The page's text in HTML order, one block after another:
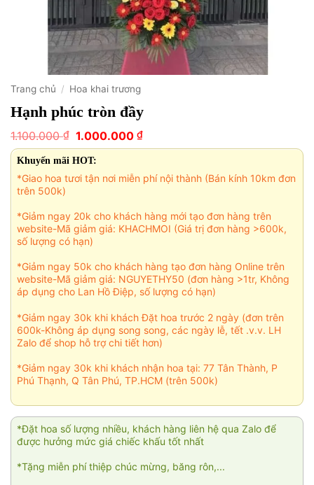
Trang chủ / Hoa khai trương
Hạnh phúc tròn đầy
1.100.000₫ Giá
gốc
là:
1.100.000 ₫.
1.000.000 ₫Giá
hiện
1.000.000 ₫.
Khuyến mãi HOT:
*Giao hoa tươi tận nơi miễn phí nội thành (Bán kính 10km đơn
trên 500k)
*Giảm ngay 20k cho khách hàng mới tạo đơn hàng trên
website-Mã giảm giá: KHACHMOI (Giá trị đơn hàng >600k,
số lượng có hạn)
*Giảm ngay 50k cho khách hàng tạo đơn hàng Online trên
website-Mã giảm giá: NGUYETHY50 (đơn hàng >1tr, Không
áp dụng cho Lan Hồ Điệp, số lượng có hạn)
*Giảm ngay 30k khi khách Đặt hoa trước 2 ngày (đơn trên
600k-Không áp dụng song song, các ngày lễ, tết .v.v. LH
Zalo để shop hỗ trợ chi tiết hơn)
*Giảm ngay 30k khi khách nhận hoa tại: 77 Tân Thành, P
Phú Thạnh, Q Tân Phú, TP.HCM (trên 500k)
*Đặt hoa số lượng nhiều, khách hàng liên hệ qua Zalo để
được hưởng mức giá chiếc khấu tốt nhất
*Tặng miễn phí thiệp chúc mừng, băng rôn,...